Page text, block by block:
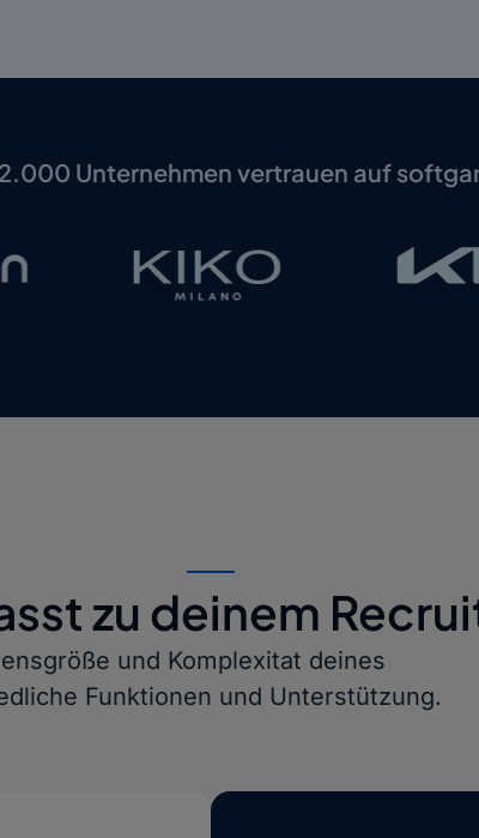
Unternehmen vertrauen auf
zu deinem
und Komplexitat deines
Funktionen und Unterstützung.